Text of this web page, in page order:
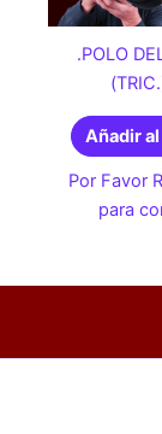
.POLO
Añadir
Por Favor
para